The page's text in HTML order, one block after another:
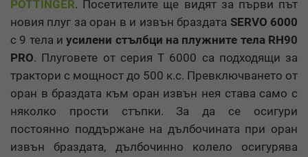
PÖTTINGER. Посетителите ще видят за първи път
новия плуг за оран в и извън браздата SERVO 6000
с 9 тела иусилени стълбци на плужните тела RH90
PRO. Плуговете от серия T 6000 са подходящи за
трактори с мощност до 500 к.с. Превключването от
оран в браздата към оран извън нея става само с
няколко прости стъпки. За да се осигури
постоянно поддържане на дълбочината при оран
извън браздата, дълбочинно колело осигурява